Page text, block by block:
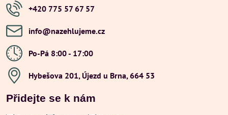
+420 775 57 67 57
info​@nazehlujeme​.cz
Po-Pá 8:00 - 17:00
Hybešova 201, Újezd u Brna, 664 53
Přidejte se k nám